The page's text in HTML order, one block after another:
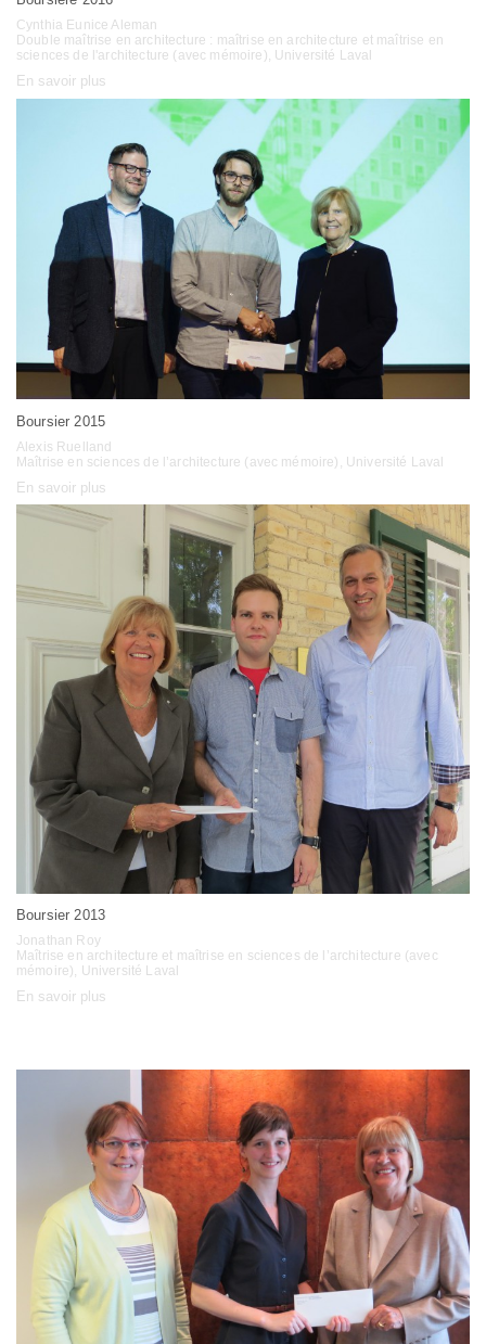
Cynthia Eunice Aleman
Double maîtrise en architecture : maîtrise en architecture et maîtrise en
sciences de l'architecture (avec mémoire), Université Laval
En savoir plus
Boursier 2015
Alexis Ruelland
Maîtrise en sciences de l’architecture (avec mémoire), Université Laval
En savoir plus
Boursier 2013
Jonathan Roy
Maîtrise en architecture et maîtrise en sciences de l’architecture (avec
mémoire), Université Laval
En savoir plus